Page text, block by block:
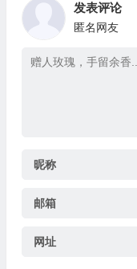
发表评论
匿名网友
昵称
邮箱
网址